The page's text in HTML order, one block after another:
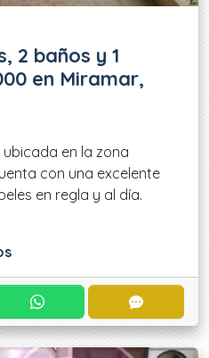
2 baños y 1
en Miramar,
en la zona
con una excelente
en regla y al día.
CONTACTAR POR